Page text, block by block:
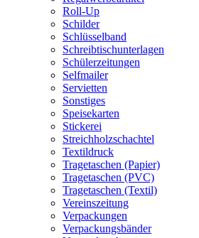
Roll-Up
Schilder
Schlüsselband
Schreibtischunterlagen
Schülerzeitungen
Selfmailer
Servietten
Sonstiges
Speisekarten
Stickerei
Streichholzschachtel
Textildruck
Tragetaschen (Papier)
Tragetaschen (PVC)
Tragetaschen (Textil)
Vereinszeitung
Verpackungen
Verpackungsbänder